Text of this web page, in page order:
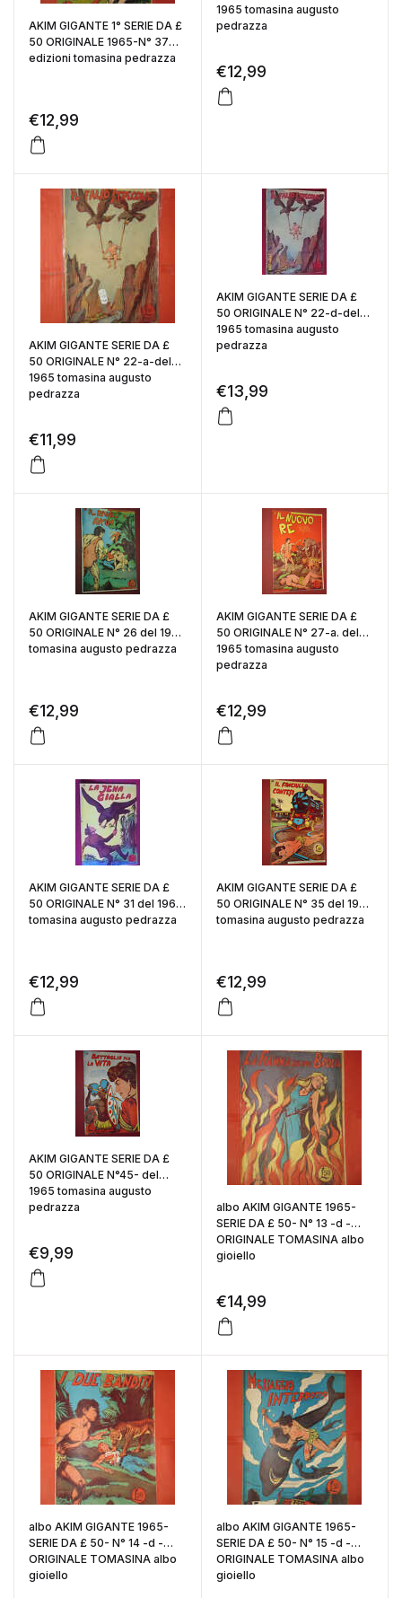
AKIM GIGANTE 1° SERIE DA £
50 ORIGINALE 1965-N° 37
edizioni tomasina pedrazza
€12,99
1965 tomasina augusto
pedrazza
€12,99
AKIM GIGANTE SERIE DA £
50 ORIGINALE N° 22-a-del
1965 tomasina augusto
pedrazza
€11,99
AKIM GIGANTE SERIE DA £
50 ORIGINALE N° 22-d-del
1965 tomasina augusto
pedrazza
€13,99
AKIM GIGANTE SERIE DA £
50 ORIGINALE N° 26 del 1965
tomasina augusto pedrazza
€12,99
AKIM GIGANTE SERIE DA £
50 ORIGINALE N° 27-a. del
1965 tomasina augusto
pedrazza
€12,99
AKIM GIGANTE SERIE DA £
50 ORIGINALE N° 31 del 1965
tomasina augusto pedrazza
€12,99
AKIM GIGANTE SERIE DA £
50 ORIGINALE N° 35 del 1965
tomasina augusto pedrazza
€12,99
AKIM GIGANTE SERIE DA £
50 ORIGINALE N°45- del
1965 tomasina augusto
pedrazza
€9,99
albo AKIM GIGANTE 1965-
SERIE DA £ 50- N° 13 -d -
ORIGINALE TOMASINA albo
gioiello
€14,99
albo AKIM GIGANTE 1965-
SERIE DA £ 50- N° 14 -d -
ORIGINALE TOMASINA albo
gioiello
albo AKIM GIGANTE 1965-
SERIE DA £ 50- N° 15 -d -
ORIGINALE TOMASINA albo
gioiello